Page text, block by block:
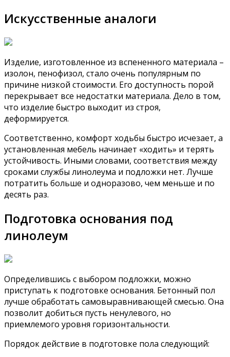
Искусственные аналоги
Изделие, изготовленное из вспененного материала –
изолон, пенофизол, стало очень популярным по
причине низкой стоимости. Его доступность порой
перекрывает все недостатки материала. Дело в том,
что изделие быстро выходит из строя,
деформируется.
Соответственно, комфорт ходьбы быстро исчезает, а
установленная мебель начинает «ходить» и терять
устойчивость. Иными словами, соответствия между
сроками службы линолеума и подложки нет. Лучше
потратить больше и одноразово, чем меньше и по
десять раз.
Подготовка основания под
линолеум
Определившись с выбором подложки, можно
приступать к подготовке основания. Бетонный пол
лучше обработать самовыравнивающей смесью. Она
позволит добиться пусть ненулевого, но
приемлемого уровня горизонтальности.
Порядок действие в подготовке пола следующий: